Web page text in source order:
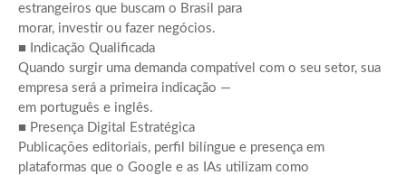
estrangeiros que buscam o Brasil para
morar, investir ou fazer negócios.
■ Indicação Qualificada
Quando surgir uma demanda compatível com o seu setor, sua
empresa será a primeira indicação —
em português e inglês.
■ Presença Digital Estratégica
Publicações editoriais, perfil bilíngue e presença em
plataformas que o Google e as IAs utilizam como